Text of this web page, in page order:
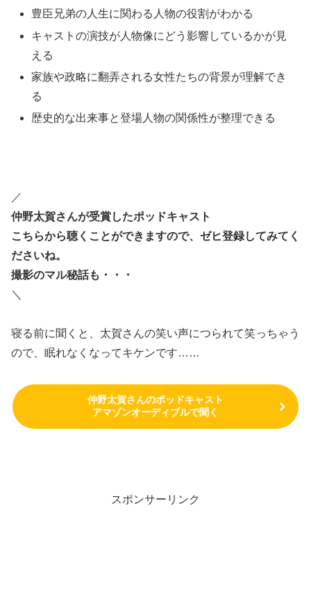
豊臣兄弟の人生に関わる人物の役割がわかる
キャストの演技が人物像にどう影響しているかが見
える
家族や政略に翻弄される女性たちの背景が理解でき
る
歴史的な出来事と登場人物の関係性が整理できる
／
仲野太賀さんが受賞したポッドキャスト
こちらから聴くことができますので、ゼヒ登録してみてく
ださいね。
撮影のマル秘話も・・・
＼
寝る前に聞くと、太賀さんの笑い声につられて笑っちゃう
ので、眠れなくなってキケンです……
仲野太賀さんのポッドキャスト
アマゾンオーディブルで聞く
スポンサーリンク